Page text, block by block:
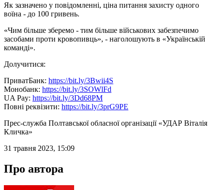
Як зазначено у повідомленні, ціна питання захисту одного
воїна - до 100 гривень.
«Чим більше зберемо - тим більше військових забезпечимо
засобами проти кровопивць», - наголошують в «Українській
команді».
Долучитися:
ПриватБанк: https://bit.ly/3Bwii4S
Монобанк: https://bit.ly/3SOWlFd
UA Pay: https://bit.ly/3Dd68PM
Повні реквізити: https://bit.ly/3prG9PE
Прес-служба Полтавської обласної організації «УДАР Віталія
Кличка»
31 травня 2023, 15:09
Про автора